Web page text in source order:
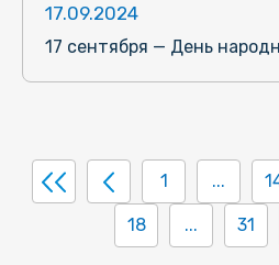
17.09.2024
17 сентября — День
1 ...
18 ... 31